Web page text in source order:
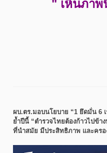
" เห็นภาพ
ผบ.ตร.มอบนโยบาย “1 ยึดมั่น 6
ย้ำปีนี้ “ตำรวจไทยต้องก้าวไปข้า
ที่นำสมัย มีประสิทธิภาพ และครอ